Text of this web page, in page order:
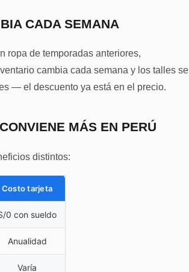
CADA SEMANA
ropa de temporadas anteriores,
cambia cada semana y los talles se
— el descuento ya está en el precio.
MÁS EN PERÚ
distintos:
Costo tarjeta
0 con sueldo
Anualidad
Varía